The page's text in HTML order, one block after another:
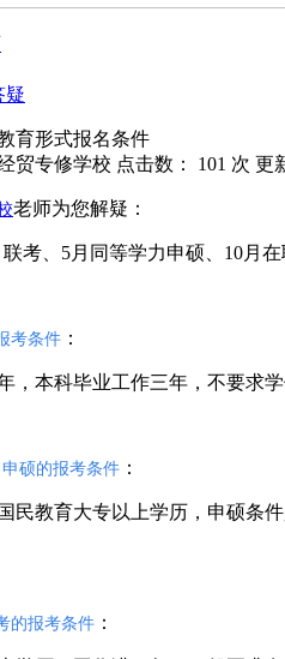
疑
育形式报名条件
贸专修学校 点击数： 101 次 更
老师为您解疑：
考、5月同等学力申硕、10月
考条件 ：
本科毕业工作三年，不要求学
硕的报考条件 ：
民教育大专以上学历，申硕条
的报考条件 ：